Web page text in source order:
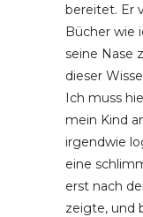
bereitet. Er
Bücher wie
seine Nase
dieser
Ich muss
mein Kind
irgendwie
eine
erst nach
zeigte, und